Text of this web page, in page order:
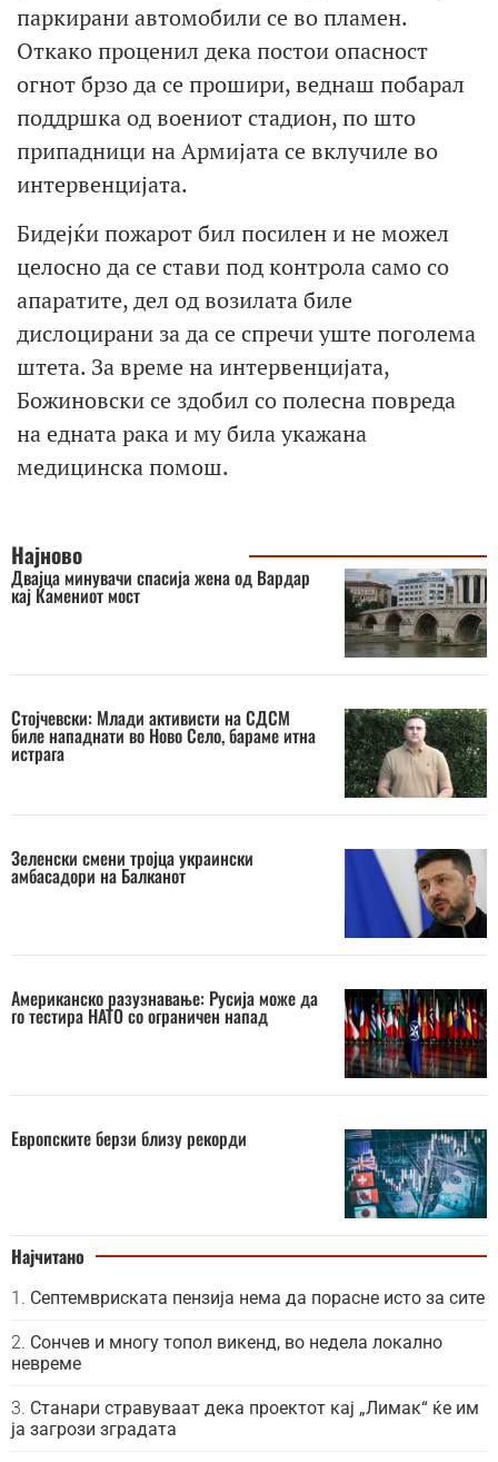
паркирани автомобили се во пламен.
Откако проценил дека постои опасност
огнот брзо да се прошири, веднаш побарал
поддршка од воениот стадион, по што
припадници на Армијата се вклучиле во
интервенцијата.
Бидејќи пожарот бил посилен и не можел
целосно да се стави под контрола само со
апаратите, дел од возилата биле
дислоцирани за да се спречи уште поголема
штета. За време на интервенцијата,
Божиновски се здобил со полесна повреда
на едната рака и му била укажана
медицинска помош.
Најново
Двајца минувачи спасија жена од Вардар
кај Камениот мост
Стојчевски: Млади активисти на СДСМ
биле нападнати во Ново Село, бараме итна
истрага
Зеленски смени тројца украински
амбасадори на Балканот
Американско разузнавање: Русија може да
го тестира НАТО со ограничен напад
Европските берзи близу рекорди
Најчитано
Септемвриската пензија нема да порасне исто за сите
Сончев и многу топол викенд, во недела локално
невреме
Станари стравуваат дека проектот кај „Лимак“ ќе им
ја загрози зградата